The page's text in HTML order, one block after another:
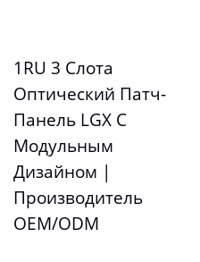
1RU 3 Слота
Оптический Патч-
Панель LGX С
Модульным
Дизайном |
Производитель
OEM/ODM